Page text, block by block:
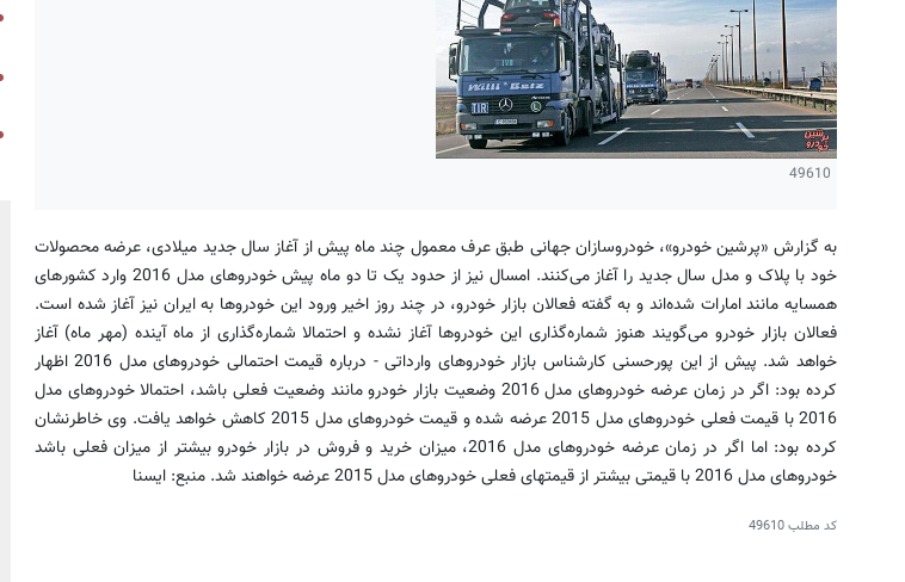
49610
به گزارش «پرشین خودرو»، خودروسازان جهانی طبق عرف معمول چند ماه پیش از آغاز سال جدید میلادی، عرضه محصولات
خود با پلاک و مدل سال جدید را آغاز می‌کنند. امسال نیز از حدود یک تا دو ماه پیش خودروهای مدل 2016 وارد کشورهای
همسایه مانند امارات شده‌اند و به گفته فعالان بازار خودرو، در چند روز اخیر ورود این خودروها به ایران نیز آغاز شده است.
فعالان بازار خودرو می‌گویند هنوز شماره‌گذاری این خودروها آغاز نشده و احتمالا شماره‌گذاری از ماه آینده (مهر ماه) آغاز
خواهد شد. پیش از این پورحسنی کارشناس بازار خودروهای وارداتی - درباره قیمت احتمالی خودروهای مدل 2016 اظهار
کرده بود: اگر در زمان عرضه خودروهای مدل 2016 وضعیت بازار خودرو مانند وضعیت فعلی باشد، احتمالا خودروهای مدل
2016 با قیمت فعلی خودروهای مدل 2015 عرضه شده و قیمت خودروهای مدل 2015 کاهش خواهد یافت. وی خاطرنشان
کرده بود: اما اگر در زمان عرضه خودروهای مدل 2016، میزان خرید و فروش در بازار خودرو بیشتر از میزان فعلی باشد
خودروهای مدل 2016 با قیمتی بیشتر از قیمتهای فعلی خودروهای مدل 2015 عرضه خواهند شد. منبع: ایسنا
کد مطلب49610